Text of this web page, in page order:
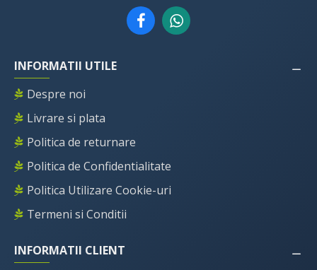
INFORMATII UTILE
Despre noi
Livrare si plata
Politica de returnare
Politica de Confidentialitate
Politica Utilizare Cookie-uri
Termeni si Conditii
INFORMATII CLIENT